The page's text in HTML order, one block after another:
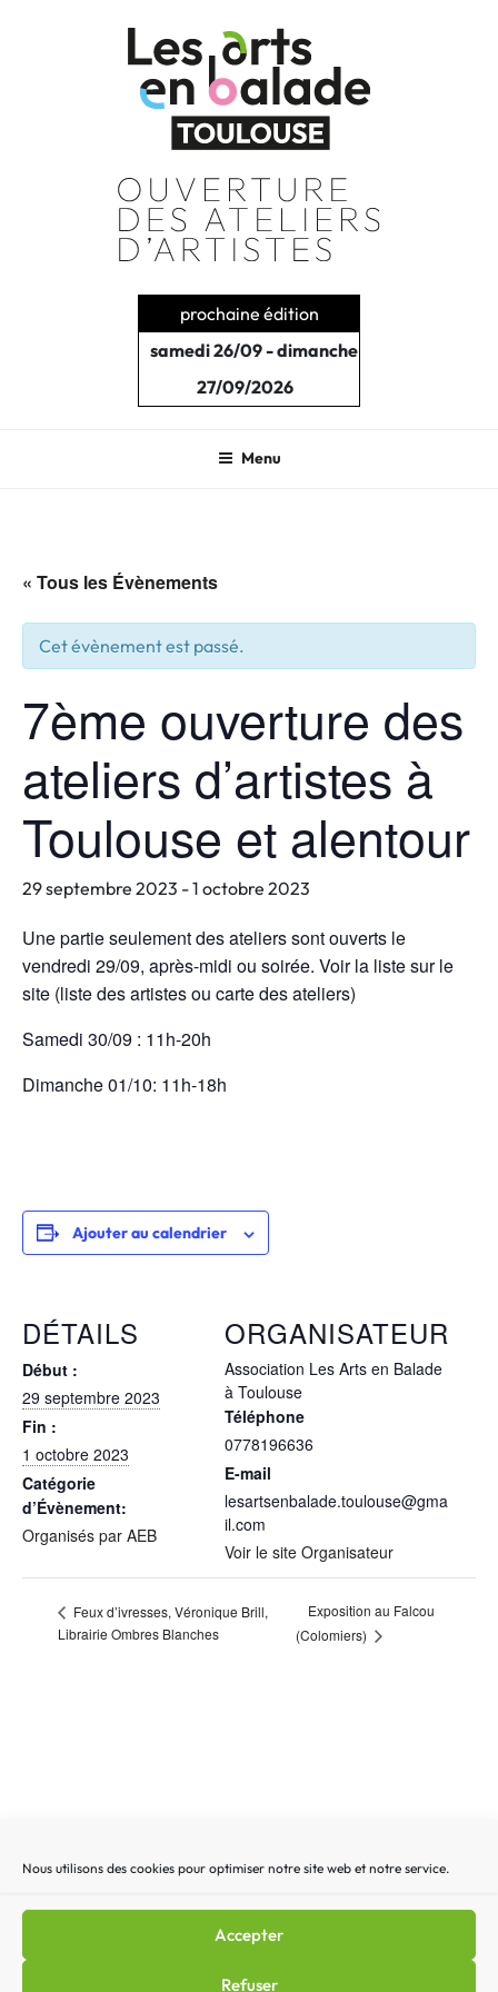
Nous utilisons des cookies pour optimiser notre site web et notre service.
Accepter
Refuser
prochaine édition
samedi 26/09 - dimanche
27/09/2026
Menu
« Tous les Évènements
Cet évènement est passé.
7ème ouverture des
ateliers d’artistes à
Toulouse et alentour
29 septembre 2023 -1 octobre 2023
Une partie seulement des ateliers sont ouverts le
vendredi 29/09, après-midi ou soirée. Voir la liste sur le
site (liste des artistes ou carte des ateliers)
Samedi 30/09 : 11h-20h
Dimanche 01/10: 11h-18h
Ajouter au calendrier
DÉTAILS
Début :
29 septembre 2023
Fin :
1 octobre 2023
Catégorie
d’Évènement:
Organisés par AEB
ORGANISATEUR
Association Les Arts en Balade
à Toulouse
Téléphone
0778196636
E-mail
lesartsenbalade.toulouse@gma
il.com
Voir le site Organisateur
Feux d’ivresses, Véronique Brill,
Librairie Ombres Blanches
Exposition au Falcou
(Colomiers)
Recherche